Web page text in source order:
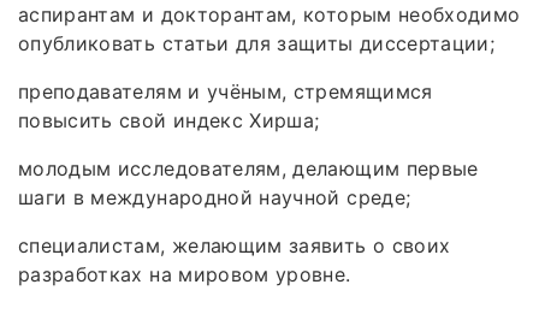
аспирантам и докторантам, которым необходимо
опубликовать статьи для защиты диссертации;
преподавателям и учёным, стремящимся
повысить свой индекс Хирша;
молодым исследователям, делающим первые
шаги в международной научной среде;
специалистам, желающим заявить о своих
разработках на мировом уровне.